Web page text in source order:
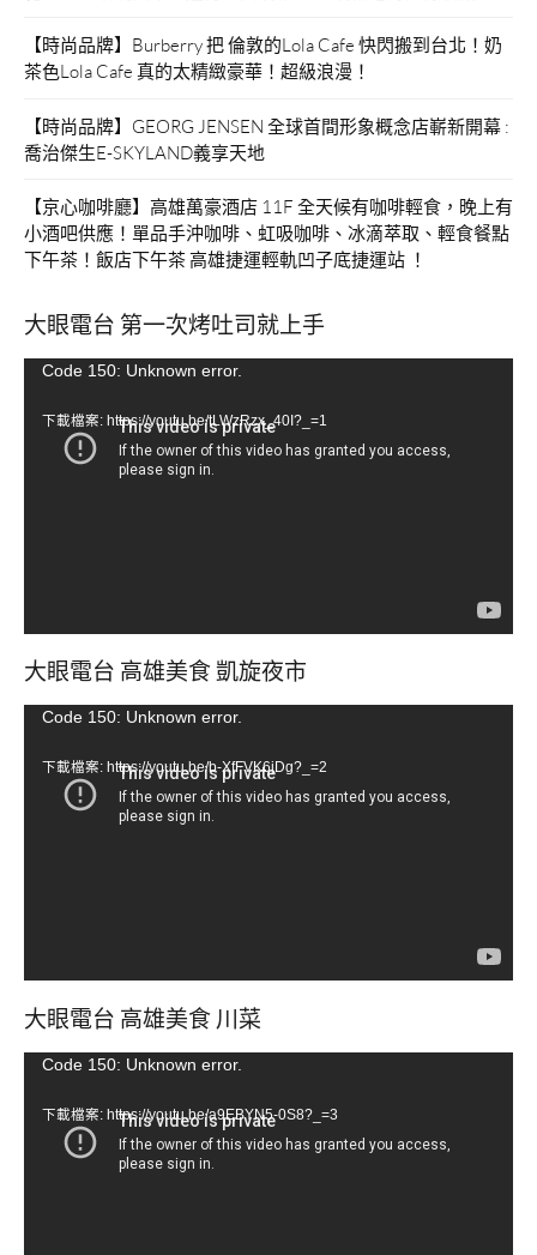
【時尚品牌】Burberry 把 倫敦的Lola Cafe 快閃搬到台北！奶
茶色Lola Cafe 真的太精緻豪華！超級浪漫！
【時尚品牌】GEORG JENSEN 全球首間形象概念店嶄新開幕 :
喬治傑生E-SKYLAND義享天地
【京心咖啡廳】高雄萬豪酒店 11F 全天候有咖啡輕食，晚上有
小酒吧供應！單品手沖咖啡、虹吸咖啡、冰滴萃取、輕食餐點
下午茶！飯店下午茶 高雄捷運輕軌凹子底捷運站 ！
大眼電台 第一次烤吐司就上手
視Code 150: Unknown error.
下載檔案: https://youtu.be/tLWzRzx_40I?_=1
大眼電台 高雄美食 凱旋夜市
視Code 150: Unknown error.
下載檔案: https://youtu.be/b-XfFVK6jDg?_=2
大眼電台 高雄美食 川菜
視Code 150: Unknown error.
下載檔案: https://youtu.be/a9EBYN5-0S8?_=3